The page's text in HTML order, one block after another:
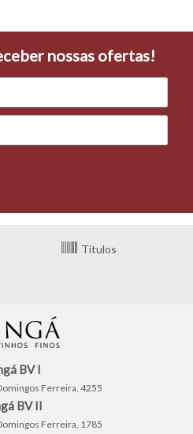
nossas ofertas!
Títulos
BV I
Ferreira, 4255
BV II
Ferreira, 1785